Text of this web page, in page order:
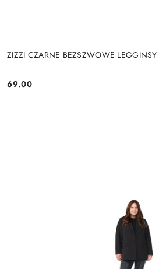
ZIZZI CZARNE BEZSZWOWE
Cena:
69.00